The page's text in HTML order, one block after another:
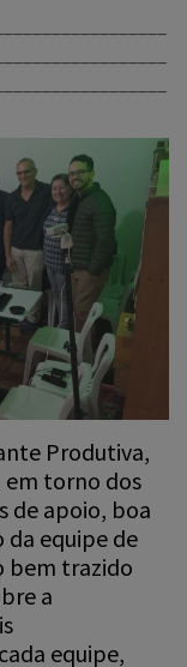
Produtiva,
em torno dos
de apoio, boa
equipe de
bem trazido
a
equipe,